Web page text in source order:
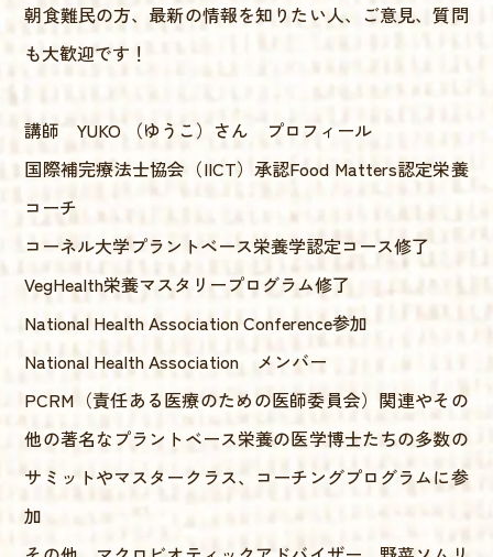
朝食難民の方、最新の情報を知りたい人、ご意見、質問
も大歓迎です！
講師 YUKO （ゆうこ）さん プロフィール
国際補完療法士協会（IICT）承認Food Matters認定栄養
コーチ
コーネル大学プラントベース栄養学認定コース修了
VegHealth栄養マスタリープログラム修了
National Health Association Conference参加
National Health Association メンバー
PCRM（責任ある医療のための医師委員会）関連やその
他の著名なプラントベース栄養の医学博士たちの多数の
サミットやマスタークラス、コーチングプログラムに参
加